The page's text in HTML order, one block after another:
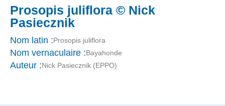
Prosopis juliflora © Nick
Pasiecznik
Nom latin :Prosopis juliflora
Nom vernaculaire :Bayahonde
Auteur :Nick Pasiecznik (EPPO)